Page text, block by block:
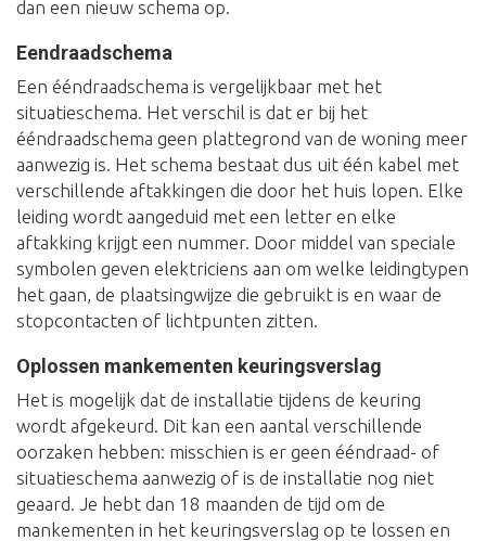
dan een nieuw schema op.
Eendraadschema
Een ééndraadschema is vergelijkbaar met het
situatieschema. Het verschil is dat er bij het
ééndraadschema geen plattegrond van de woning meer
aanwezig is. Het schema bestaat dus uit één kabel met
verschillende aftakkingen die door het huis lopen. Elke
leiding wordt aangeduid met een letter en elke
aftakking krijgt een nummer. Door middel van speciale
symbolen geven elektriciens aan om welke leidingtypen
het gaan, de plaatsingwijze die gebruikt is en waar de
stopcontacten of lichtpunten zitten.
Oplossen mankementen keuringsverslag
Het is mogelijk dat de installatie tijdens de keuring
wordt afgekeurd. Dit kan een aantal verschillende
oorzaken hebben: misschien is er geen ééndraad- of
situatieschema aanwezig of is de installatie nog niet
geaard. Je hebt dan 18 maanden de tijd om de
mankementen in het keuringsverslag op te lossen en